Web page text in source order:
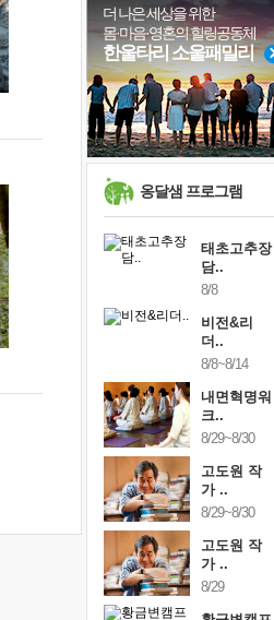
졸업식 사진을 보며
극심한 변비, 어깨결림, 수면 장애
보고 싶은 어머니
마음이 멈춰 버린 곳
유년 시절의 부산 영도 바다
못된 꼰대들
희망이란
'모른다'는 것
#명상
#비전캠프
#바이러스
#독서캠프
#아이들
#링컨학교
#건강
#면역력
#리더
#경험
#삶 #나눔
더 나은 세상을 위한
몸·마음·영혼의 힐링공동체
한울타리 소울패밀리
옹달샘 프로그램
명상
한가족
명상법
태초고추장
담..
8/8
비전&리
더..
8/8~8/14
내면혁명워
크..
8/29~8/30
고도원 작
가 ..
8/29~8/30
고도원 작
가 ..
8/29